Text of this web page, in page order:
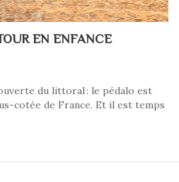
EN ENFANCE
du littoral : le pédalo est
cotée de France. Et il est temps